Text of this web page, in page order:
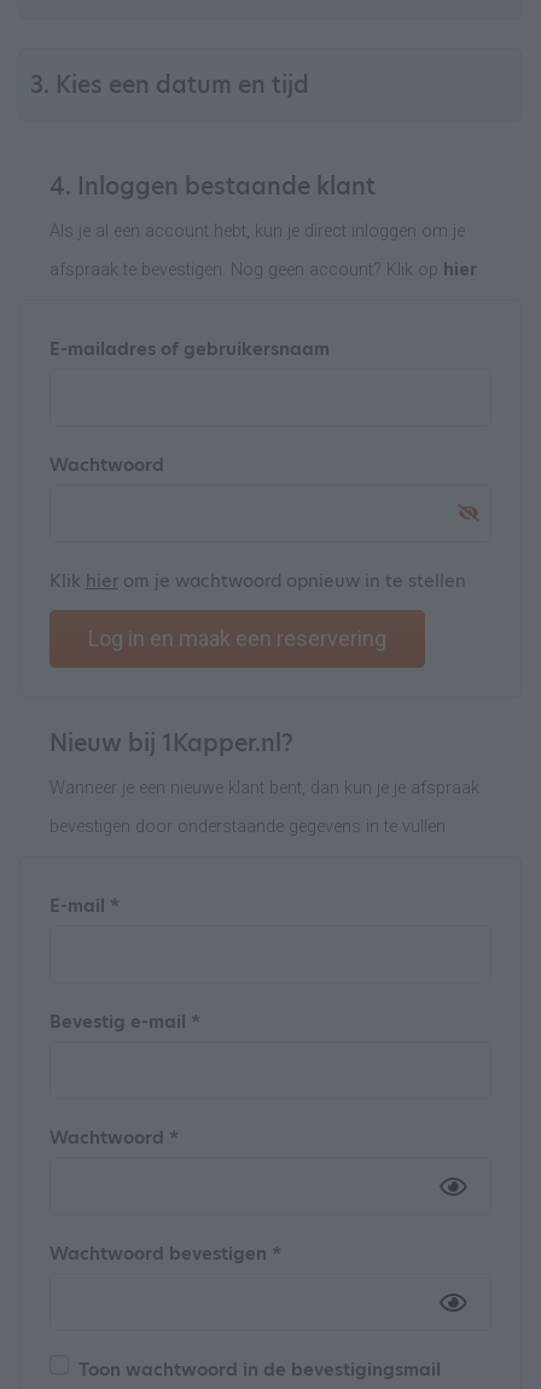
3. Kies een datum en tijd
4. Inloggen bestaande klant
Als je al een account hebt, kun je direct inloggen om je
afspraak te bevestigen. Nog geen account? Klik op hier
E-mailadres of gebruikersnaam
Wachtwoord
Klik hier om je wachtwoord opnieuw in te stellen
Log in en maak een reservering
Nieuw bij 1Kapper.nl?
Wanneer je een nieuwe klant bent, dan kun je je afspraak
bevestigen door onderstaande gegevens in te vullen
E-mail *
Bevestig e-mail *
Wachtwoord *
Wachtwoord bevestigen *
Toon wachtwoord in de bevestigingsmail